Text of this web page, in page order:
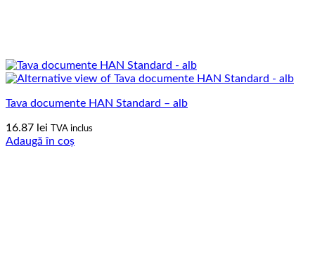
Tava documente HAN Standard – alb
16.87 lei TVA inclus
Adaugă în coș